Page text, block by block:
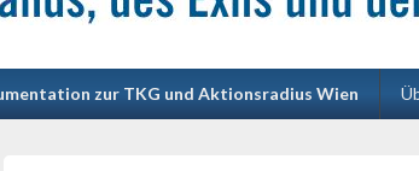
zur TKG und Aktionsradius Wien